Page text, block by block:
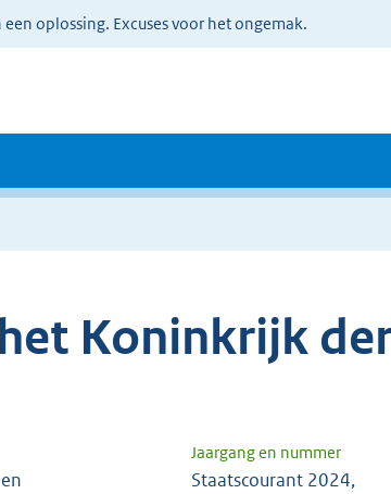
oplossing. Excuses voor het ongemak.
Koninkrijk
Jaargang en nummer
Staatscourant 2024,